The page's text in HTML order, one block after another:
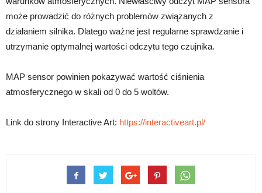
może prowadzić do różnych problemów związanych z
działaniem silnika. Dlatego ważne jest regularne sprawdzanie i
utrzymanie optymalnej wartości odczytu tego czujnika.
MAP sensor powinien pokazywać wartość ciśnienia
atmosferycznego w skali od 0 do 5 woltów.
Link do strony Interactive Art: https://interactiveart.pl/